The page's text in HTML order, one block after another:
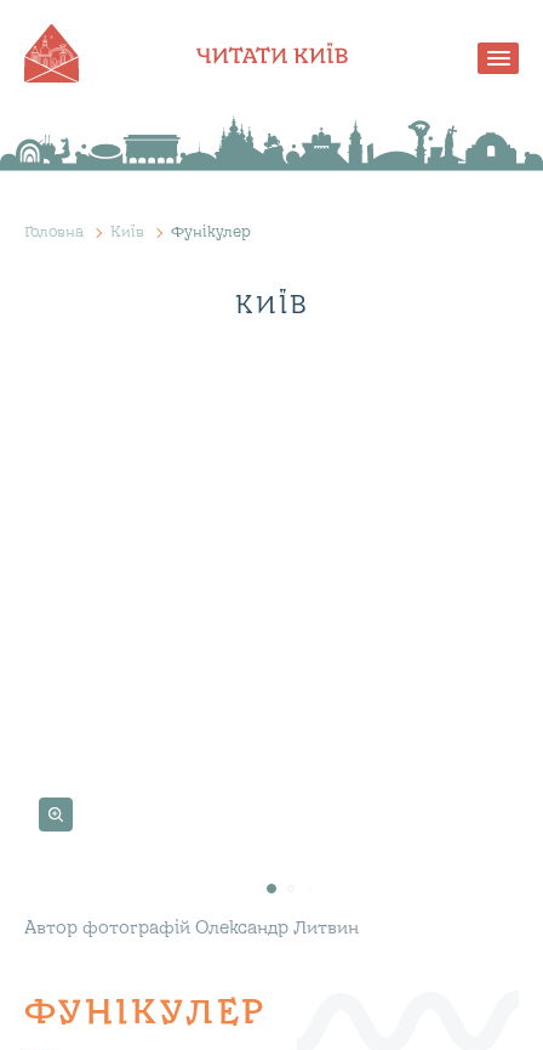
Головна Київ Фунікулер
КИЇВ
Автор фотографій Олександр Литвин
ФУНІКУЛЕР